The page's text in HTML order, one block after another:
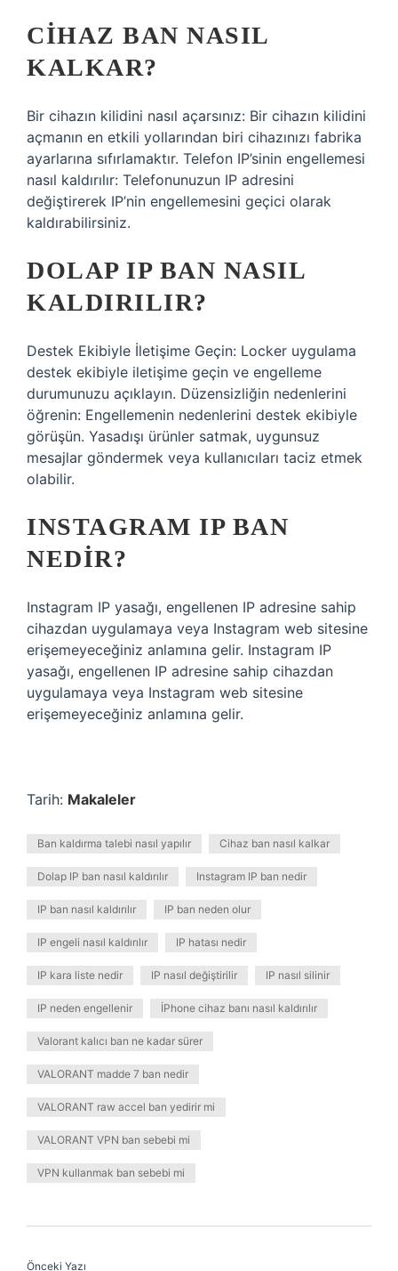
CIHAZ BAN NASIL
KALKAR?
Bir cihazın kilidini nasıl açarsınız: Bir cihazın kilidini
açmanın en etkili yollarından biri cihazınızı fabrika
ayarlarına sıfırlamaktır. Telefon IP’sinin engellemesi
nasıl kaldırılır: Telefonunuzun IP adresini
değiştirerek IP’nin engellemesini geçici olarak
kaldırabilirsiniz.
DOLAP IP BAN NASIL
KALDIRILIR?
Destek Ekibiyle İletişime Geçin: Locker uygulama
destek ekibiyle iletişime geçin ve engelleme
durumunuzu açıklayın. Düzensizliğin nedenlerini
öğrenin: Engellemenin nedenlerini destek ekibiyle
görüşün. Yasadışı ürünler satmak, uygunsuz
mesajlar göndermek veya kullanıcıları taciz etmek
olabilir.
INSTAGRAM IP BAN
NEDIR?
Instagram IP yasağı, engellenen IP adresine sahip
cihazdan uygulamaya veya Instagram web sitesine
erişemeyeceğiniz anlamına gelir. Instagram IP
yasağı, engellenen IP adresine sahip cihazdan
uygulamaya veya Instagram web sitesine
erişemeyeceğiniz anlamına gelir.
Tarih: Makaleler
Ban kaldırma talebi nasıl yapılır Cihaz ban nasıl kalkar
Dolap IP ban nasıl kaldırılır Instagram IP ban nedir
IP ban nasıl kaldırılır IP ban neden olur
IP engeli nasıl kaldırılır IP hatası nedir
IP kara liste nedir IP nasıl değiştirilir IP nasıl silinir
IP neden engellenir İPhone cihaz banı nasıl kaldırılır
Valorant kalıcı ban ne kadar sürer
VALORANT madde 7 ban nedir
VALORANT raw accel ban yedirir mi
VALORANT VPN ban sebebi mi
VPN kullanmak ban sebebi mi
Önceki Yazı